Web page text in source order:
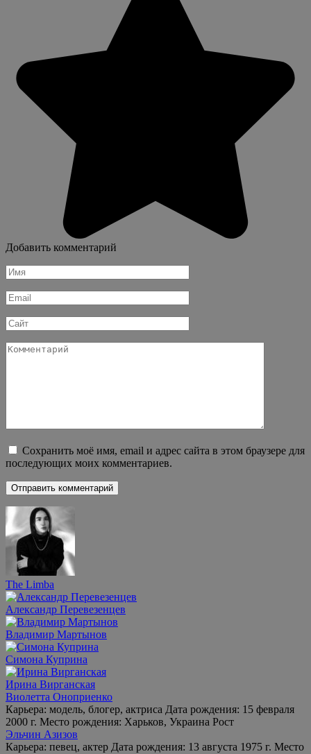
Добавить комментарий
Имя
*
Email
*
Сайт
Комментарий
Сохранить моё имя, email и адрес сайта в этом браузере для
последующих моих комментариев.
The Limba
Александр Перевезенцев
Владимир Мартынов
Симона Куприна
Ирина Вирганская
Виолетта Оноприенко
Карьера: модель, блогер, актриса Дата рождения: 15 февраля
2000 г. Место рождения: Харьков, Украина Рост
Эльчин Азизов
Карьера: певец, актер Дата рождения: 13 августа 1975 г. Место